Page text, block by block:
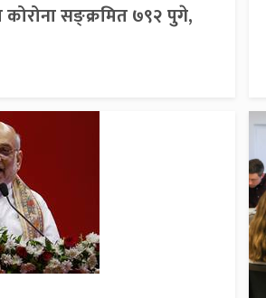
कोरोना सङ्क्रमित ७९२ पुगे,